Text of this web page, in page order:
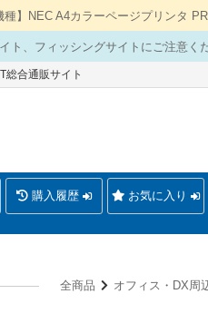
種】NEC A4カラーページプリンタ
ト、フィッシングサイトにご注意く
総合通販サイト
購入履歴 お気に入り
全商品 オフィス・DX周